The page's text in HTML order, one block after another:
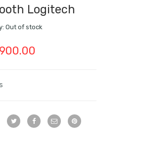
Logitech
Out of stock